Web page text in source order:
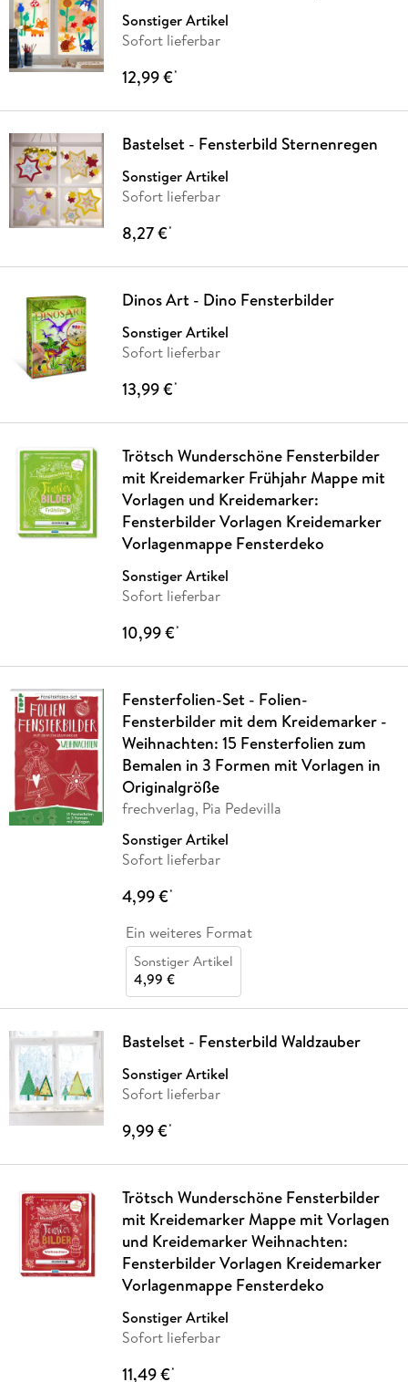
Sonstiger Artikel
Sofort lieferbar
12,99 €*
Bastelset - Fensterbild Sternenregen
Sonstiger Artikel
Sofort lieferbar
8,27 €*
Dinos Art - Dino Fensterbilder
Sonstiger Artikel
Sofort lieferbar
13,99 €*
Trötsch Wunderschöne Fensterbilder
mit Kreidemarker Frühjahr Mappe mit
Vorlagen und Kreidemarker:
Fensterbilder Vorlagen Kreidemarker
Vorlagenmappe Fensterdeko
Sonstiger Artikel
Sofort lieferbar
10,99 €*
Fensterfolien-Set - Folien-
Fensterbilder mit dem Kreidemarker -
Weihnachten: 15 Fensterfolien zum
Bemalen in 3 Formen mit Vorlagen in
Originalgröße
frechverlag, Pia Pedevilla
Sonstiger Artikel
Sofort lieferbar
4,99 €*
Ein weiteres Format
Sonstiger Artikel
4,99 €
Bastelset - Fensterbild Waldzauber
Sonstiger Artikel
Sofort lieferbar
9,99 €*
Trötsch Wunderschöne Fensterbilder
mit Kreidemarker Mappe mit Vorlagen
und Kreidemarker Weihnachten:
Fensterbilder Vorlagen Kreidemarker
Vorlagenmappe Fensterdeko
Sonstiger Artikel
Sofort lieferbar
11,49 €*